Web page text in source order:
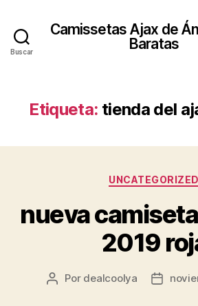
Buscar
Camissetas Ajax de
Baratas
Etiqueta: tienda del
UNCATEGORIZED
nueva
2019
Autor
Por dealcoolya
Fecha